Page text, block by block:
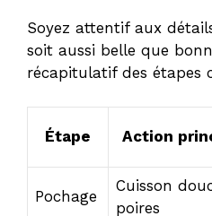
Soyez attentif aux
soit aussi belle que
récapitulatif des étapes
Étape Action
Pochage
Cuisson
poires